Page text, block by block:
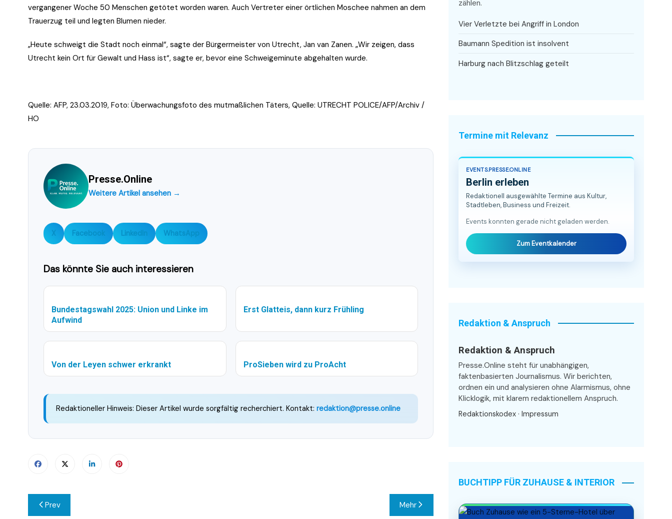
vergangener Woche 50 Menschen getötet worden waren. Auch Vertreter einer örtlichen Moschee nahmen an dem
Trauerzug teil und legten Blumen nieder.
„Heute schweigt die Stadt noch einmal“, sagte der Bürgermeister von Utrecht, Jan van Zanen. „Wir zeigen, dass
Utrecht kein Ort für Gewalt und Hass ist“, sagte er, bevor eine Schweigeminute abgehalten wurde.
Quelle: AFP, 23.03.2019, Foto: Überwachungsfoto des mutmaßlichen Täters, Quelle: UTRECHT POLICE/AFP/Archiv /
HO
Presse.Online
Weitere Artikel ansehen →
X Facebook LinkedIn WhatsApp
Das könnte Sie auch interessieren
Bundestagswahl 2025: Union und Linke im
Aufwind
Erst Glatteis, dann kurz Frühling
Von der Leyen schwer erkrankt ProSieben wird zu ProAcht
Redaktioneller Hinweis: Dieser Artikel wurde sorgfältig recherchiert. Kontakt: redaktion@presse.online
Beitragsnavigation
Prev Mehr
zählen.
Vier Verletzte bei Angriff in London
Baumann Spedition ist insolvent
Harburg nach Blitzschlag geteilt
Termine mit Relevanz
EVENTS.PRESSE.ONLINE
Berlin erleben
Redaktionell ausgewählte Termine aus Kultur,
Stadtleben, Business und Freizeit.
Events konnten gerade nicht geladen werden.
Zum Eventkalender
Redaktion & Anspruch
Redaktion & Anspruch
Presse.Online steht für unabhängigen,
faktenbasierten Journalismus. Wir berichten,
ordnen ein und analysieren ohne Alarmismus, ohne
Klicklogik, mit klarem redaktionellem Anspruch.
Redaktionskodex · Impressum
BUCHTIPP FÜR ZUHAUSE & INTERIOR